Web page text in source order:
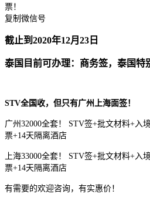
票！
复制微信号
截止到2020年12月23日
泰国目前可办理：商务签，泰国特
STV全国收，但只有广州上海面签！
广州32000全套！ STV签+批文材料+入
票+14天隔离酒店
上海33000全套！ STV签+批文材料+入
票+14天隔离酒店
有需要的欢迎咨询，有实惠价！